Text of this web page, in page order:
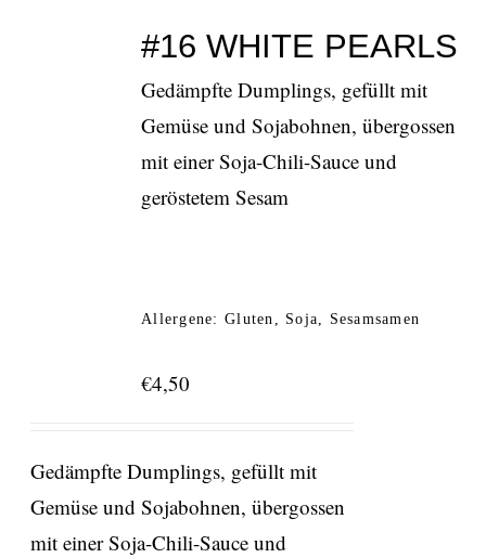
#16 WHITE PEARLS
Gedämpfte Dumplings, gefüllt mit
Gemüse und Sojabohnen, übergossen
mit einer Soja-Chili-Sauce und
geröstetem Sesam
Allergene: Gluten, Soja, Sesamsamen
€4,50
Gedämpfte Dumplings, gefüllt mit
Gemüse und Sojabohnen, übergossen
mit einer Soja-Chili-Sauce und